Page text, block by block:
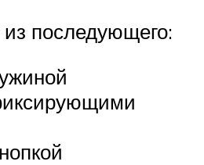
последующего: